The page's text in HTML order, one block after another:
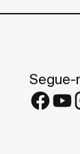
Segue-